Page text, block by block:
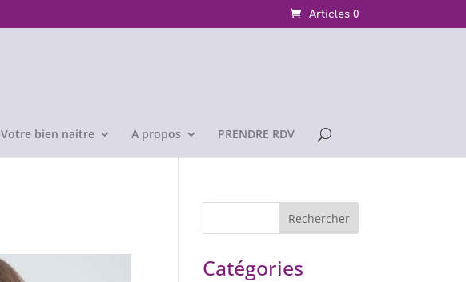
Articles 0
Votre bien naitre A propos PRENDRE RDV
Catégories